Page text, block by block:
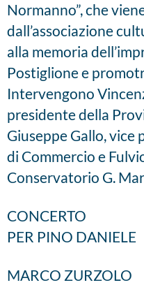
Normanno”, che
dall’associazione
alla memoria
Postiglione e
Intervengono
presidente della
Giuseppe Gallo, vice
di Commercio e
Conservatorio G.
CONCERTO
PER PINO DANIELE
MARCO ZURZOLO